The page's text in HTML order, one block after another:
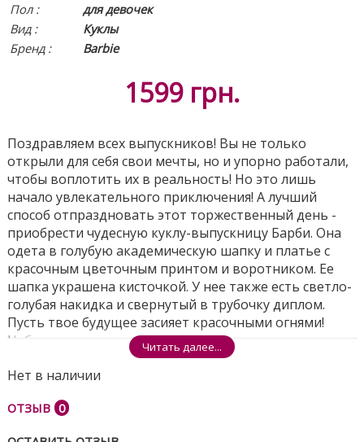
Пол :
для девочек
Вид :
Куклы
Бренд :
Barbie
1599 грн.
Поздравляем всех выпускников! Вы не только
открыли для себя свои мечты, но и упорно работали,
чтобы воплотить их в реальность! Но это лишь
начало увлекательного приключения! А лучший
способ отпраздновать этот торжественный день -
приобрести чудесную куклу-выпускницу Барби. Она
одета в голубую академическую шапку и платье с
красочным цветочным принтом и воротником. Ее
шапка украшена кисточкой. У нее также есть светло-
голубая накидка и свернутый в трубочку диплом.
Пусть твое будущее засияет красочными огнями!
Набор содержит куклу, стойку для куклы и
сертификат подлинности.
Поделиться
Читать далее...
Нет в наличии
ОТЗЫВ 0